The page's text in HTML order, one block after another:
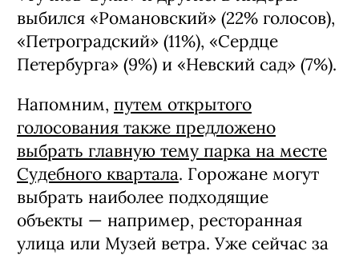
выбился «Романовский» (22% голосов),
«Петроградский» (11%), «Сердце
Петербурга» (9%) и «Невский сад» (7%).
Напомним, путем открытого
голосования также предложено
выбрать главную тему парка на месте
Судебного квартала. Горожане могут
выбрать наиболее подходящие
объекты — например, ресторанная
улица или Музей ветра. Уже сейчас за